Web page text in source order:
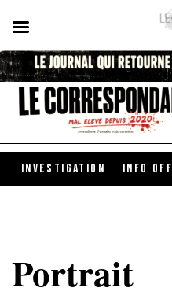
INVESTIGATION INFO OFF
Portrait